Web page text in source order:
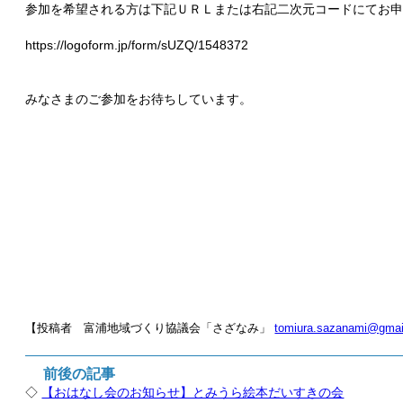
参加を希望される方は下記ＵＲＬまたは右記二次元コードにてお申
https://logoform.jp/form/sUZQ/1548372
みなさまのご参加をお待ちしています。
【投稿者 富浦地域づくり協議会「さざなみ」
前後の記事
◇
【おはなし会のお知らせ】とみうら絵本だいすきの会